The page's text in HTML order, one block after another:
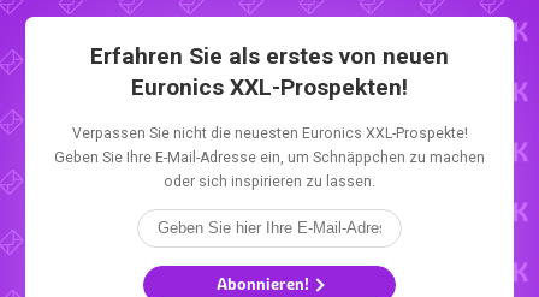
Erfahren Sie als erstes von neuen
Euronics XXL-Prospekten!
Verpassen Sie nicht die neuesten Euronics XXL-Prospekte!
Geben Sie Ihre E-Mail-Adresse ein, um Schnäppchen zu machen
oder sich inspirieren zu lassen.
Abonnieren!